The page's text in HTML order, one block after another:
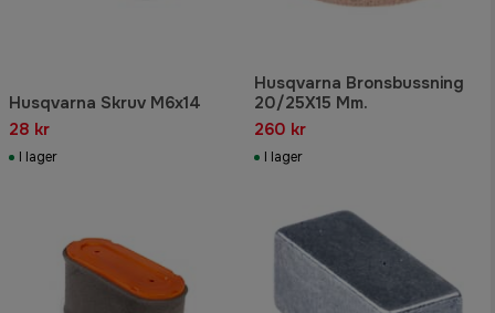
Husqvarna Skruv M6x14
28 kr
I lager
Husqvarna Bronsbussning
20/25X15 Mm.
260 kr
I lager